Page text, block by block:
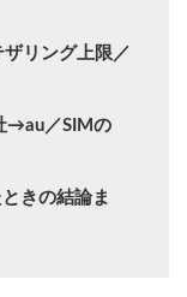
ザリング上限／
→au／SIMの
ときの結論ま